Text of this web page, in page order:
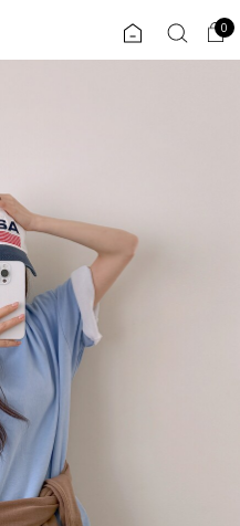
0
플러스핏
COMMUNITY
ALL
익스클루시브
아우터
티셔츠
니트
0